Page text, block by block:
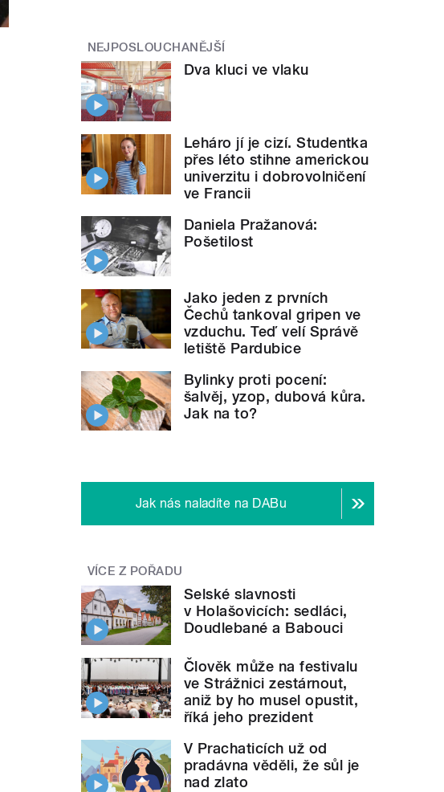
NEJPOSLOUCHANĚJŠÍ
Dva kluci ve vlaku
Leháro jí je cizí. Studentka
přes léto stihne americkou
univerzitu i dobrovolničení
ve Francii
Daniela Pražanová:
Pošetilost
Jako jeden z prvních
Čechů tankoval gripen ve
vzduchu. Teď velí Správě
letiště Pardubice
Bylinky proti pocení:
šalvěj, yzop, dubová kůra.
Jak na to?
Jak nás naladíte na DABu
VÍCE Z POŘADU
Selské slavnosti
v Holašovicích: sedláci,
Doudlebané a Babouci
Člověk může na festivalu
ve Strážnici zestárnout,
aniž by ho musel opustit,
říká jeho prezident
V Prachaticích už od
pradávna věděli, že sůl je
nad zlato